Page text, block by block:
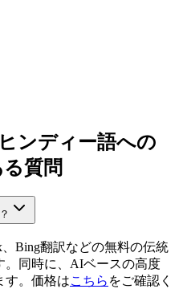
ンディー語への
質問
、Bing翻訳などの無料の伝統
。同時に、AIベースの高度
す。価格はこちら をご確認く